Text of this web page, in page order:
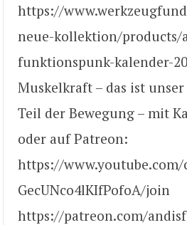
https://
neue-kollektion/products/
funktionspunk-kalender-
Muskelkraft – das ist
Teil der Bewegung – mit
oder auf Patreon:
https://www.youtube.com/
GecUNco4lKIfPofoA/join
https://patreon.com/